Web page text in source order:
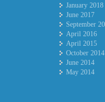
January 2018
June 2017
September
April 2016
April 2015
October 2014
June 2014
May 2014